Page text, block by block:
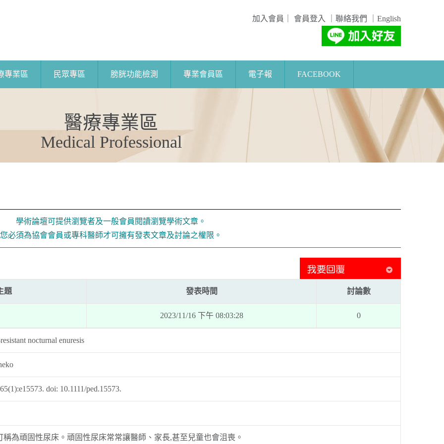
加入會員 會員登入 聯絡我們 English
專業區 民眾專區 膀胱功能檢測 專業會員區 電子報 FACEBOOK
醫療專業區
Medical Professional
學術論壇可提供瀏覽者及一般會員閱讀瀏覽學術文章。
您必須為協會會員或專科醫師才可擁有發表文章及討論之權限。
題 發表時間 討論數
2023/11/16 下午 08:03:28 0
nocturnal enuresis
doi: 10.1111/ped.15573.
為頑固性尿床。頑固性尿床常常讓醫師、家長,甚至兒童也會沮喪。